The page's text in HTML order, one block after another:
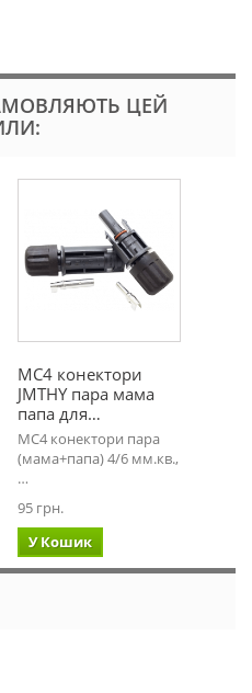
ЦЕЙ
MC4 конектори
JMTHY пара мама
папа для…
MC4 конектори пара
(мама+папа) 4/6 мм.кв.,
…
95 грн.
У Кошик